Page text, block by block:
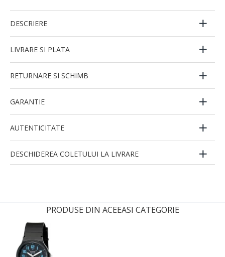
DESCRIERE
LIVRARE SI PLATA
RETURNARE SI SCHIMB
GARANTIE
AUTENTICITATE
DESCHIDEREA COLETULUI LA LIVRARE
PRODUSE DIN ACEEASI CATEGORIE